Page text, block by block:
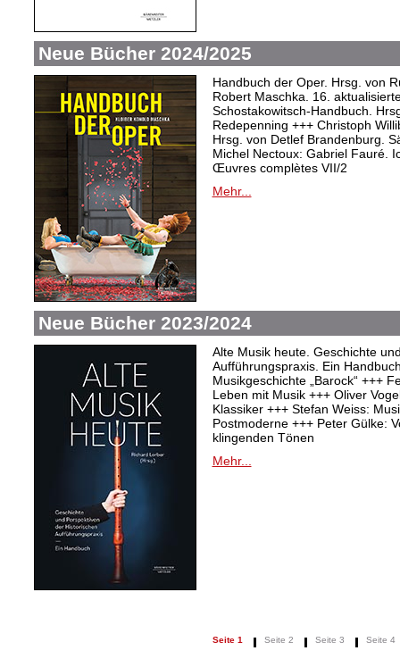
Neue Bücher 2024/2025
Handbuch der Oper. Hrsg. von
Robert Maschka. 16.
Schostakowitsch-Handbuch.
Redepenning +++ Christoph
Hrsg. von Detlef Brandenburg.
Michel Nectoux: Gabriel Fauré.
Œuvres complètes VII/2
Mehr...
Neue Bücher 2023/2024
Alte Musik heute. Geschichte
Aufführungspraxis. Ein
Musikgeschichte „Barock“ +++
Leben mit Musik +++ Oliver
Klassiker +++ Stefan Weiss:
Postmoderne +++ Peter Gülke:
klingenden Tönen
Mehr...
Seite 1 Seite 2 Seite 3 Seite 4